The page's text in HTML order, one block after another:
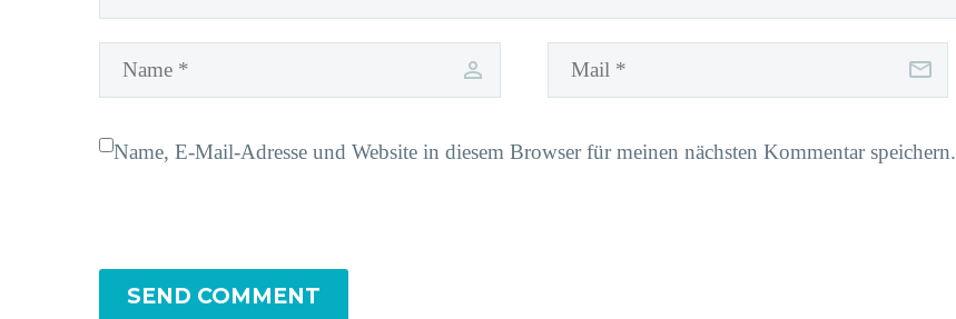
Name, E-Mail-Adresse und Website in diesem Browser für meinen nächsten Kommentar speichern.
SEND COMMENT